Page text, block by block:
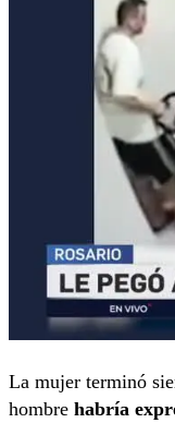
La mujer terminó
hombre habría